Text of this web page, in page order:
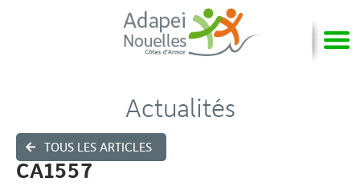
TOUS LES ARTICLES
Actualités
CA1557